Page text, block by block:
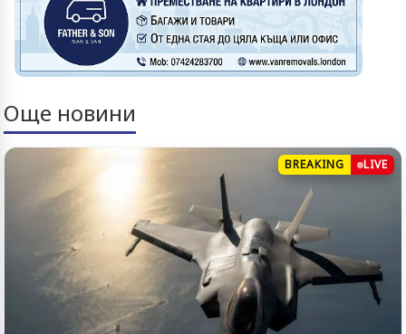
Още новини
BREAKING LIVE